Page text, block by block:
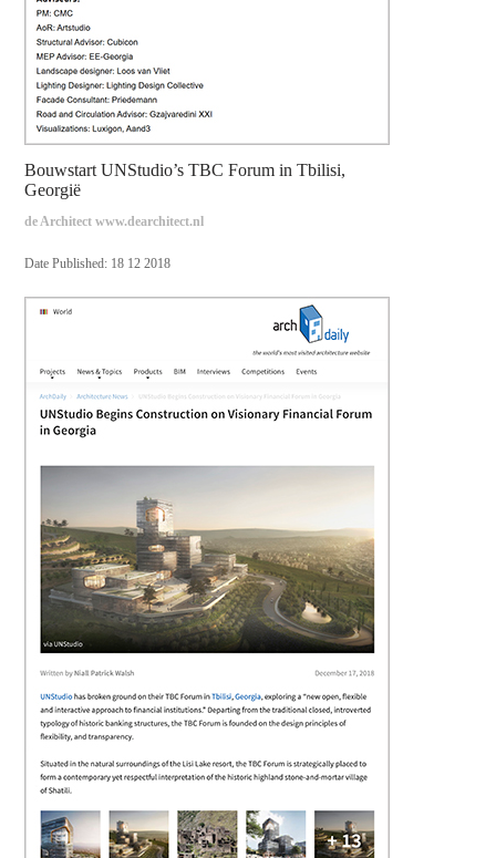
Bouwstart UNStudio’s TBC Forum in Tbilisi,
Georgië
de Architect www.dearchitect.nl
Date Published: 18 12 2018